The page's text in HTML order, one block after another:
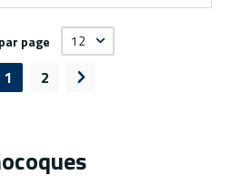
page
précédente
1 2 Page suivante